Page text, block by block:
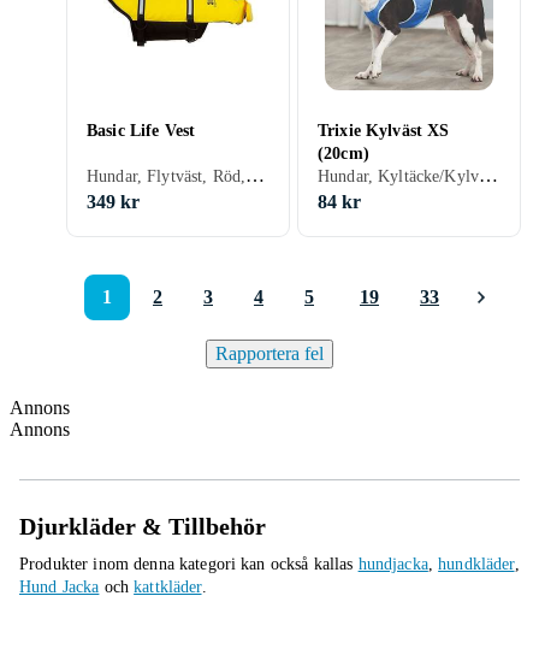
Basic Life Vest
Hundar, Flytväst, Röd, Gul, S, M, L, XL, XS
349 kr
Trixie Kylväst XS
(20cm)
Hundar, Kyltäcke/Kylväst, Blå, XS
84 kr
1 2 3 4 5 19 33
Rapportera fel
Annons
Annons
Djurkläder & Tillbehör
Produkter inom denna kategori kan också kallas hundjacka,hundkläder,
Hund Jacka ochkattkläder.